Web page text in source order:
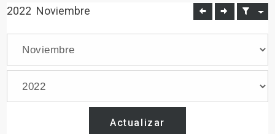
2022 Noviembre
Actualizar